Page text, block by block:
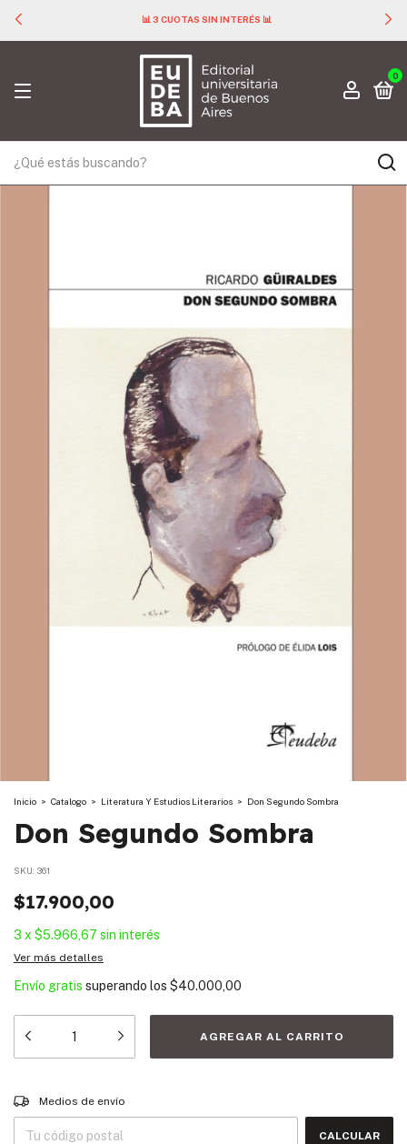
📊 3 CUOTAS SIN INTERÉS 📊
0
Inicio > Catalogo > Literatura Y Estudios Literarios > Don Segundo Sombra
Don Segundo Sombra
SKU: 361
$17.900,00
3 x$5.966,67 sin interés
Ver más detalles
Envío gratis superando los $40.000,00
Entregas para el CP:
Medios de envío
CALCULAR